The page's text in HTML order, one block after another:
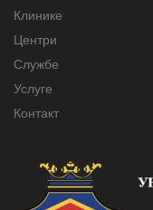
Клинике
Центри
Службе
Услуге
Контакт